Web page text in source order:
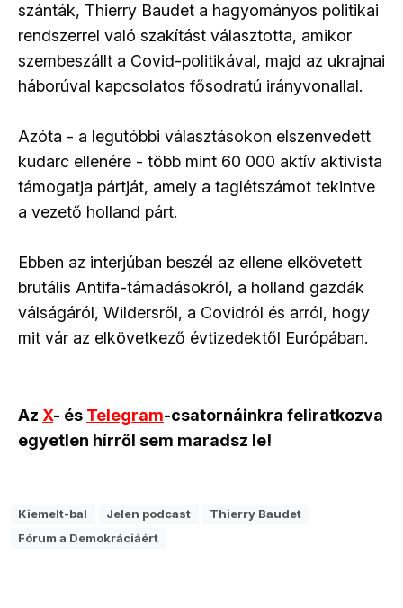
szánták, Thierry Baudet a hagyományos politikai
rendszerrel való szakítást választotta, amikor
szembeszállt a Covid-politikával, majd az ukrajnai
háborúval kapcsolatos fősodratú irányvonallal.
Azóta - a legutóbbi választásokon elszenvedett
kudarc ellenére - több mint 60 000 aktív aktivista
támogatja pártját, amely a taglétszámot tekintve
a vezető holland párt.
Ebben az interjúban beszél az ellene elkövetett
brutális Antifa-támadásokról, a holland gazdák
válságáról, Wildersről, a Covidról és arról, hogy
mit vár az elkövetkező évtizedektől Európában.
Az X- és Telegram-csatornáinkra feliratkozva
egyetlen hírről sem maradsz le!
Kiemelt-bal Jelen podcast
Thierry Baudet
Fórum a Demokráciáért